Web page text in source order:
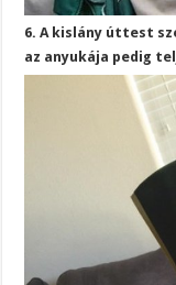
6. A kislány úttest
az anyukája pedig